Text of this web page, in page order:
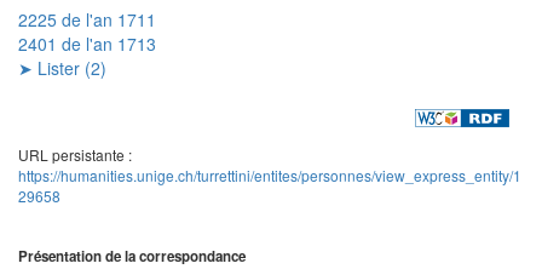
2225 de l'an 1711
2401 de l'an 1713
➤ Lister (2)
URL persistante :
https://humanities.unige.ch/turrettini/entites/personnes/view_express_entity/1
29658
Présentation de la correspondance